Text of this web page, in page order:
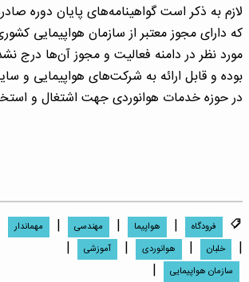
لازم به ذکر است گواهینامه‌های پایان دوره
که دارای مجوز معتبر از سازمان هواپیمایی
مورد نظر در دامنه فعالیت و مجوز آن‌ها درج
بوده و قابل ارائه به شرکت‌های هواپیمایی و
در حوزه خدمات هوانوردی جهت اشتغال و
فرودگاه | هواپیما | مهندسی | مهماندار
| خلبان | هوانوردی | آموزشی |
سازمان هواپیمایی
|